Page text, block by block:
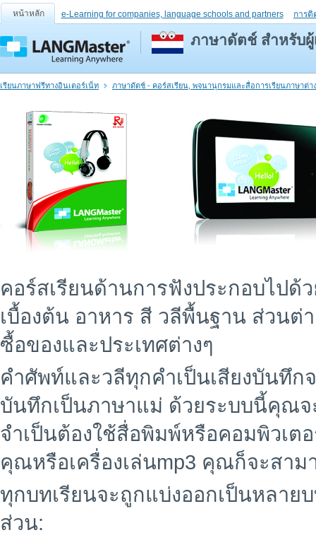
หน้าหลัก e-Learning for companies, language schools and partners การติ
ภาษาดัตช์ สำหรับผู้
เรียนภาษาฟรีทางอินเตอร์เน็ท ภาษาดัตช์ - คอร์สเรียน, พจนานุกรมและสื่อการเรียนภาษาต่า
คอร์สเรียนด้านการฟังประกอบไปด้
เบื้องต้น อาหาร สี วลีพื้นฐาน ส่วนต่
ซื้อของและประเทศต่างๆ
คำศัพท์และวลีทุกคำเป็นเสียงบันทึก
บันทึกเป็นภาษาแม่ ด้วยระบบนี้คุณจ
จำเป็นต้องใช้สื่อพิมพ์หรือคอมพิวเตอ
คุณหรือเครื่องเล่นmp3 คุณก็จะสาม
ทุกบทเรียนจะถูกแบ่งออกเป็นหลาย
ส่วน: